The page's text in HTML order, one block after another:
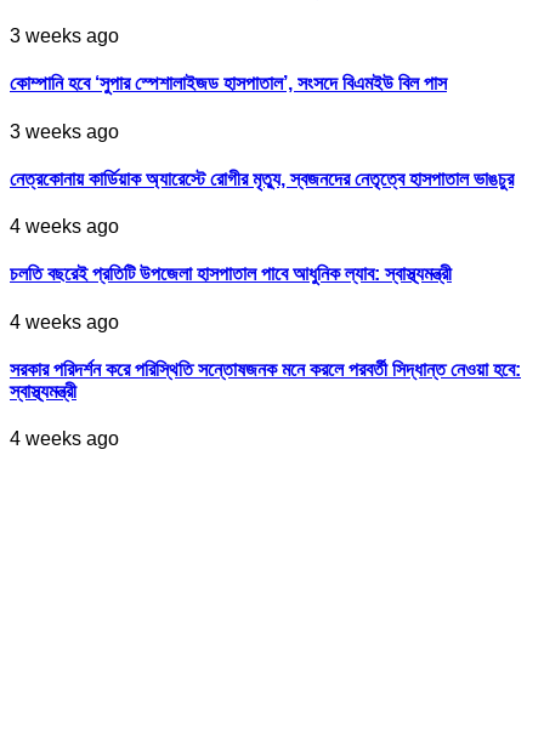
3 weeks ago
কোম্পানি হবে ‘সুপার স্পেশালাইজড হাসপাতাল’, সংসদে বিএমইউ বিল পাস
3 weeks ago
নেত্রকোনায় কার্ডিয়াক অ্যারেস্টে রোগীর মৃত্যু, স্বজনদের নেতৃত্বে হাসপাতাল ভাঙচুর
4 weeks ago
চলতি বছরেই প্রতিটি উপজেলা হাসপাতাল পাবে আধুনিক ল্যাব: স্বাস্থ্যমন্ত্রী
4 weeks ago
সরকার পরিদর্শন করে পরিস্থিতি সন্তোষজনক মনে করলে পরবর্তী সিদ্ধান্ত নেওয়া হবে:
স্বাস্থ্যমন্ত্রী
4 weeks ago